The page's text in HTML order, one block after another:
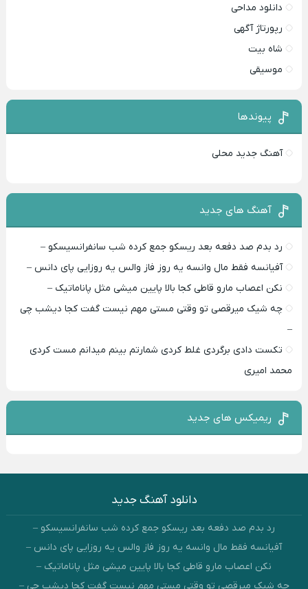
دانلود مداحی
رپورتاژ آگهی
شاه بیت
موسیقی
پیوندها
آهنگ جدید محلی
آهنگ های جدید
رد بدم صد دفعه بعد ریسکو جمع کرده شب سانفرانسیسکو –
آفیانسه فقط مال وانسه یه روز فاز والس یه روزایی پای دانس –
نکن اعصاب مارو قاطی کجا بالا پایین میشی مثل پاناماتیک –
چه شیک میرقصی تو وقتی مستی مهم نیست گفت کجا دیشب چی
–
تکست دادی برگردی غلط کردی شمارتم بینم میدانم مست کردی
محمد امیری
ریمیکس های جدید
دانلود آهنگ جدید
رد بدم صد دفعه بعد ریسکو جمع کرده شب سانفرانسیسکو –
آفیانسه فقط مال وانسه یه روز فاز والس یه روزایی پای دانس –
نکن اعصاب مارو قاطی کجا بالا پایین میشی مثل پاناماتیک –
چه شیک میرقصی تو وقتی مستی مهم نیست گفت کجا دیشب چی –